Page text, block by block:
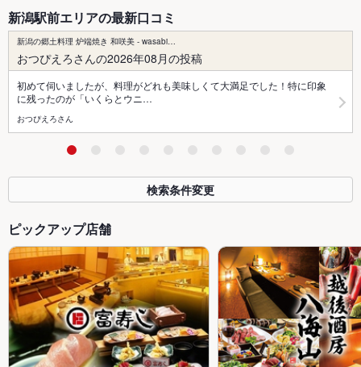
新潟駅前エリアの最新口コミ
新潟の郷土料理 炉端焼き 和咲美 - wasabi…
おつぴえろさんの2026年08月の投稿
初めて伺いましたが、料理がどれも美味しくて大満足でした！特に印象
に残ったのが「いくらとウニ…
おつぴえろさん
検索条件変更
ピックアップ店舗